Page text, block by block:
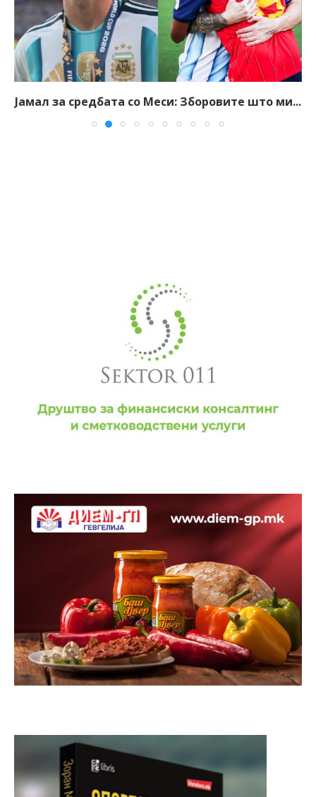
Јамал за средбата со Меси: Зборовите што ми...